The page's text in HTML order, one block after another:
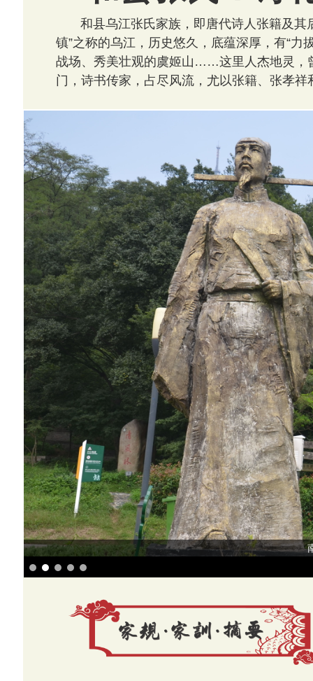
和县乌江张氏家族，即唐代诗人张籍及
镇”之称的乌江，历史悠久，底蕴深厚，有“力
战场、秀美壮观的虞姬山……这里人杰地灵，
门，诗书传家，占尽风流，尤以张籍、张孝